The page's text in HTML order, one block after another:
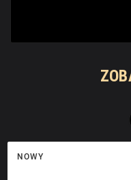
NOWY